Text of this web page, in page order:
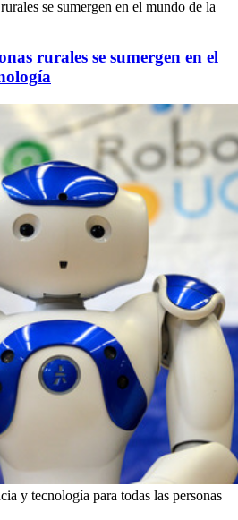
se sumergen en el mundo de la
rurales se sumergen en el
y tecnología para todas las personas